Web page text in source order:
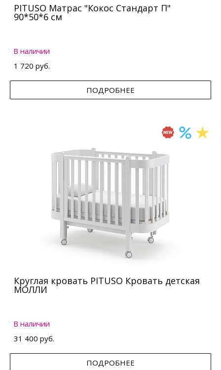
PITUSO Матрас "Кокос Стандарт П"
90*50*6 см
В наличии
1 720 руб.
ПОДРОБНЕЕ
Круглая кровать PITUSO Кровать детская
МОЛЛИ
В наличии
31 400 руб.
ПОДРОБНЕЕ